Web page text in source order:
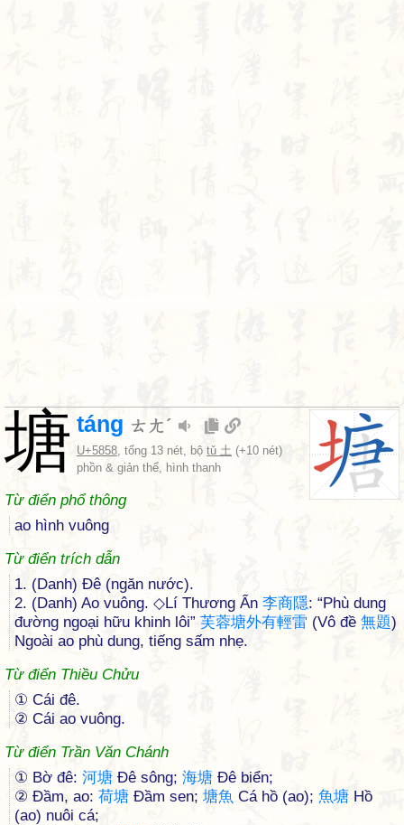
塘 táng ㄊㄤˊ
U+5858, tổng 13 nét, bộ tǔ 土 (+10 nét)
phồn & giản thể, hình thanh
Từ điển phổ thông
ao hình vuông
Từ điển trích dẫn
1. (Danh) Đê (ngăn nước).
2. (Danh) Ao vuông. ◇Lí Thương Ẩn 李商隱: “Phù dung
đường ngoại hữu khinh lôi” 芙蓉塘外有輕雷 (Vô đề 無題)
Ngoài ao phù dung, tiếng sấm nhẹ.
Từ điển Thiều Chửu
① Cái đê.
② Cái ao vuông.
Từ điển Trần Văn Chánh
① Bờ đê: 河塘 Đê sông; 海塘 Đê biển;
② Đầm, ao: 荷塘 Đầm sen; 塘魚 Cá hồ (ao); 魚塘 Hồ
(ao) nuôi cá;